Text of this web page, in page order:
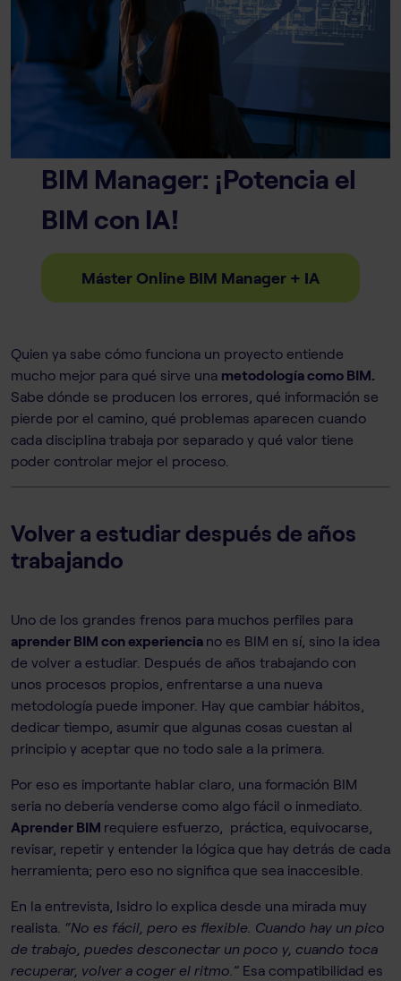
BIM Manager: ¡Potencia el
BIM con IA!
Máster Online BIM Manager + IA
Quien ya sabe cómo funciona un proyecto entiende
mucho mejor para qué sirve una metodología como BIM.
Sabe dónde se producen los errores, qué información se
pierde por el camino, qué problemas aparecen cuando
cada disciplina trabaja por separado y qué valor tiene
poder controlar mejor el proceso.
Volver a estudiar después de años
trabajando
Uno de los grandes frenos para muchos perfiles para
aprender BIM con experiencia no es BIM en sí, sino la idea
de volver a estudiar. Después de años trabajando con
unos procesos propios, enfrentarse a una nueva
metodología puede imponer. Hay que cambiar hábitos,
dedicar tiempo, asumir que algunas cosas cuestan al
principio y aceptar que no todo sale a la primera.
Por eso es importante hablar claro, una formación BIM
seria no debería venderse como algo fácil o inmediato.
Aprender BIM requiere esfuerzo, práctica, equivocarse,
revisar, repetir y entender la lógica que hay detrás de cada
herramienta; pero eso no significa que sea inaccesible.
En la entrevista, Isidro lo explica desde una mirada muy
realista. “No es fácil, pero es flexible. Cuando hay un pico
de trabajo, puedes desconectar un poco y, cuando toca
recuperar, volver a coger el ritmo.” Esa compatibilidad es